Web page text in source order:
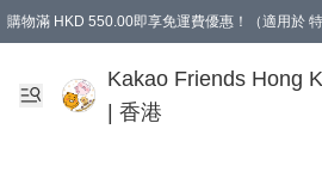
購物滿 HKD 550.00即享免運費優惠！（適用於
Kakao Friends Hong
| 香港